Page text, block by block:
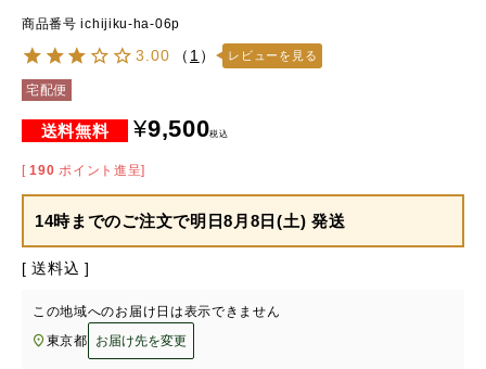
商品番号 ichijiku-ha-06p
3.00 （ 1 ） レビューを見る
宅配便
¥9,500税込
[ 190 ポイント進呈]
14時までのご注文で明日8月8日(土) 発送
送料込
この地域へのお届け日は表示できません
東京都
お届け先を変更